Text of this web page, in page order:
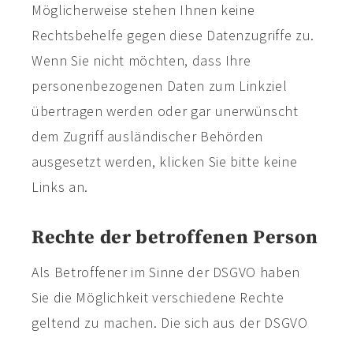
Möglicherweise stehen Ihnen keine
Rechtsbehelfe gegen diese Datenzugriffe zu.
Wenn Sie nicht möchten, dass Ihre
personenbezogenen Daten zum Linkziel
übertragen werden oder gar unerwünscht
dem Zugriff ausländischer Behörden
ausgesetzt werden, klicken Sie bitte keine
Links an.
Rechte der betroffenen Person
Als Betroffener im Sinne der DSGVO haben
Sie die Möglichkeit verschiedene Rechte
geltend zu machen. Die sich aus der DSGVO